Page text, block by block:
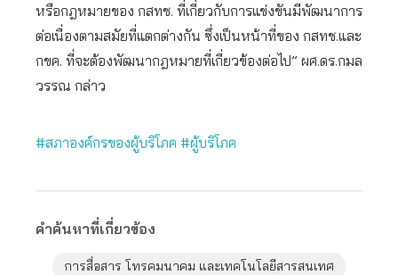
หรือกฎหมายของ กสทช. ที่เกี่ยวกับการแข่งขันมีพัฒนาการ
ต่อเนื่องตามสมัยที่แตกต่างกัน ซึ่งเป็นหน้าที่ของ กสทช.และ
กขค. ที่จะต้องพัฒนากฎหมายที่เกี่ยวข้องต่อไป” ผศ.ดร.กมล
วรรณ กล่าว
#สภาองค์กรของผู้บริโภค #ผู้บริโภค
คำค้นหาที่เกี่ยวข้อง
การสื่อสาร โทรคมนาคม และเทคโนโลยีสารสนเทศ